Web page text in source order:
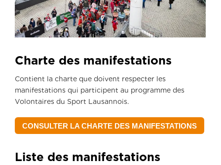
Charte des manifestations
Contient la charte que doivent respecter les
manifestations qui participent au programme des
Volontaires du Sport Lausannois.
CONSULTER LA CHARTE DES MANIFESTATIONS
Liste des manifestations